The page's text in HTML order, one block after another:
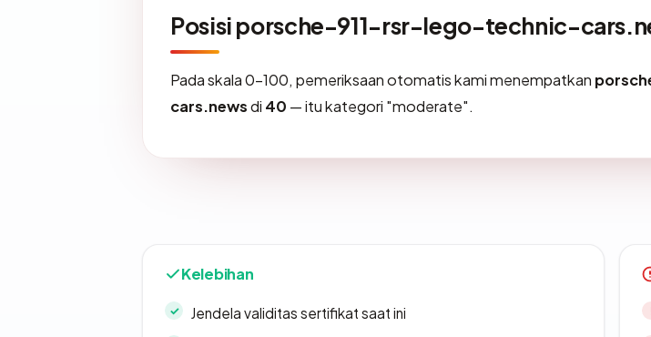
Posisi porsche-911-rsr-lego-technic-
Pada skala 0-100, pemeriksaan otomatis kami menempatkan
cars.newsdi 40 — itu kategori "moderate".
Kelebihan
Jendela validitas sertifikat saat ini